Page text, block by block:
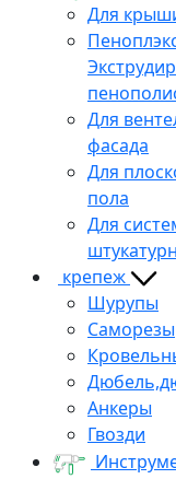
Для
Для
фасада
Для
пола
Для
крепеж
Шурупы
Саморезы
Анкеры
Гвозди